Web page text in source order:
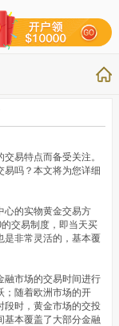
易特点而备受关注。
易吗？本文将为您详细
心的实物黄金交易方
交易制度，即当天买
是非常灵活的，基本覆
融市场的交易时间进行
；随着欧洲市场的开
段时，黄金市场的交投
基本覆盖了大部分金融